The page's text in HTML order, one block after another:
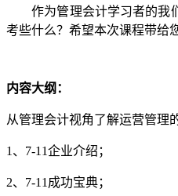
作为管理会计学习者的我们
考些什么？希望本次课程带给
内容大纲：
从管理会计视角了解运营管理
1、7-11企业介绍；
2、7-11成功宝典；